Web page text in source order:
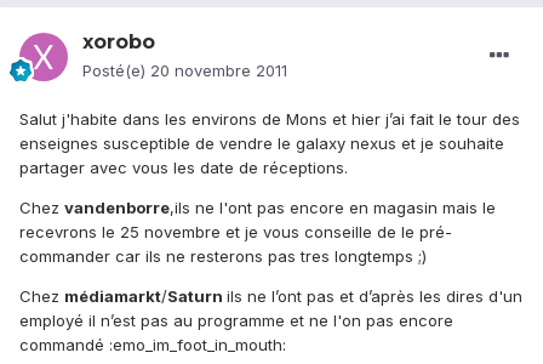
xorobo
Posté(e) 20 novembre 2011
Salut j'habite dans les environs de Mons et hier j’ai fait le tour des
enseignes susceptible de vendre le galaxy nexus et je souhaite
partager avec vous les date de réceptions.
Chez vandenborre,ils ne l'ont pas encore en magasin mais le
recevrons le 25 novembre et je vous conseille de le pré-
commander car ils ne resterons pas tres longtemps ;)
Chez médiamarkt/Saturn ils ne l’ont pas et d’après les dires d'un
employé il n’est pas au programme et ne l'on pas encore
commandé :emo_im_foot_in_mouth: